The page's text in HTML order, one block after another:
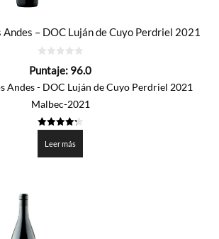
Andes – DOC Luján de Cuyo Perdriel 2021
de
Puntaje: 96.0
Andes - DOC Luján de Cuyo Perdriel 2021
Malbec-2021
de 5
Leer más